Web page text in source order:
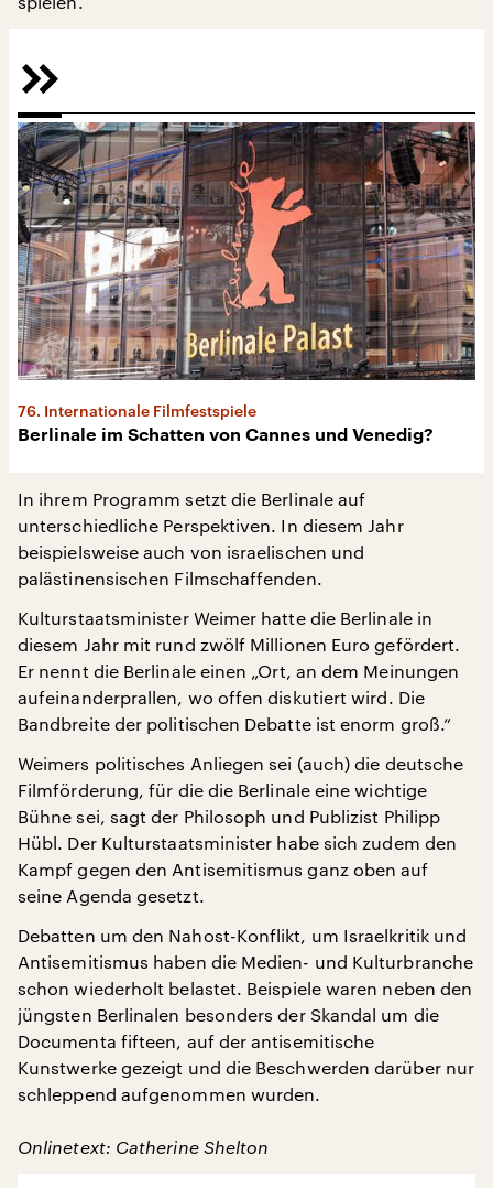
76. Internationale Filmfestspiele
Berlinale im Schatten von Cannes und Venedig?
In ihrem Programm setzt die Berlinale auf
unterschiedliche Perspektiven. In diesem Jahr
beispielsweise auch von israelischen und
palästinensischen Filmschaffenden.
Kulturstaatsminister Weimer hatte die Berlinale in
diesem Jahr mit rund zwölf Millionen Euro gefördert.
Er nennt die Berlinale einen „Ort, an dem Meinungen
aufeinanderprallen, wo offen diskutiert wird. Die
Bandbreite der politischen Debatte ist enorm groß.“
Weimers politisches Anliegen sei (auch) die deutsche
Filmförderung, für die die Berlinale eine wichtige
Bühne sei, sagt der Philosoph und Publizist Philipp
Hübl. Der Kulturstaatsminister habe sich zudem den
Kampf gegen den Antisemitismus ganz oben auf
seine Agenda gesetzt.
Debatten um den Nahost-Konflikt, um Israelkritik und
Antisemitismus haben die Medien- und Kulturbranche
schon wiederholt belastet. Beispiele waren neben den
jüngsten Berlinalen besonders der Skandal um die
Documenta fifteen, auf der antisemitische
Kunstwerke gezeigt und die Beschwerden darüber nur
schleppend aufgenommen wurden.
Onlinetext: Catherine Shelton